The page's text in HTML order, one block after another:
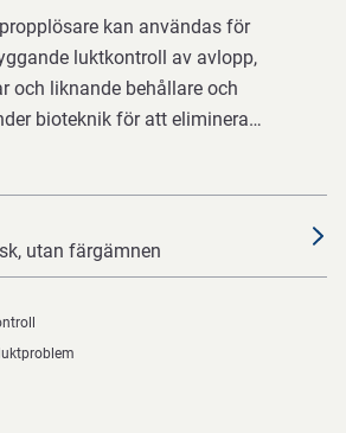
kan användas för
luktkontroll av avlopp,
och liknande behållare och
bioteknik för att eliminera…
utan färgämnen